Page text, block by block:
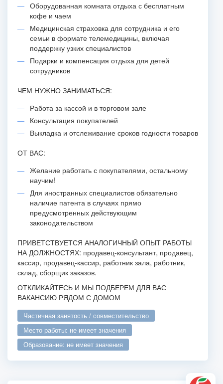
Оборудованная комната отдыха с бесплатным
кофе и чаем
Медицинская страховка для сотрудника и его
семьи в формате телемедицины, включая
поддержку узких специалистов
Подарки и компенсация отдыха для детей
сотрудников
ЧЕМ НУЖНО ЗАНИМАТЬСЯ:
Работа за кассой и в торговом зале
Консультация покупателей
Выкладка и отслеживание сроков годности товаров
ОТ ВАС:
Желание работать с покупателями, остальному
научим!
Для иностранных специалистов обязательно
наличие патента в случаях прямо
предусмотренных действующим
законодательством
ПРИВЕТСТВУЕТСЯ АНАЛОГИЧНЫЙ ОПЫТ РАБОТЫ
НА ДОЛЖНОСТЯХ: продавец-консультант, продавец,
кассир, продавец-кассир, работник зала, работник,
склад, сборщик заказов.
ОТКЛИКАЙТЕСЬ И МЫ ПОДБЕРЕМ ДЛЯ ВАС
ВАКАНСИЮ РЯДОМ С ДОМОМ
частичная занятость / совместительство
место работы: не имеет значения
образование: не имеет значения